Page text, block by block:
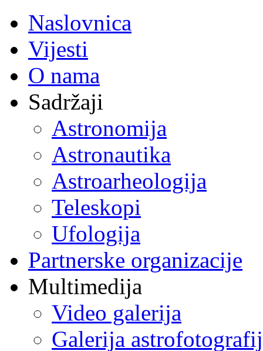
Naslovnica
Vijesti
O nama
Sadržaji
Astronomija
Astronautika
Astroarheologija
Teleskopi
Ufologija
Partnerske organizacije
Multimedija
Video galerija
Galerija